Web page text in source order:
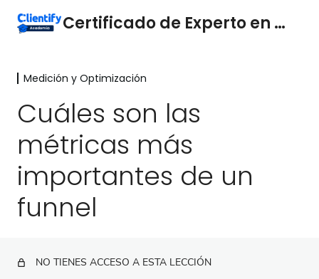
Certificado de Experto en Funnels
Marketing y ventas
3 lecciones
Conceptos Básicos
4 lecciones
Medición y Optimización
Mide y analiza tus funnels
Consulta tus embudos y automatizaciones
Cuáles son las métricas más importantes de un
funnel
Medición y Optimización
Cuáles son las
métricas más
importantes de un
funnel
NO TIENES ACCESO A ESTA LECCIÓN